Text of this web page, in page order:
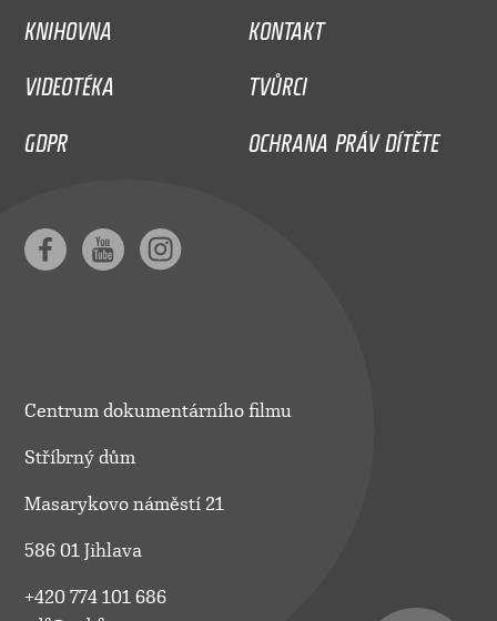
KNIHOVNA
KONTAKT
VIDEOTÉKA
TVŮRCI
GDPR
OCHRANA PRÁV DÍTĚTE
Centrum dokumentárního filmu
Stříbrný dům
Masarykovo náměstí 21
586 01 Jihlava
+420 774 101 686